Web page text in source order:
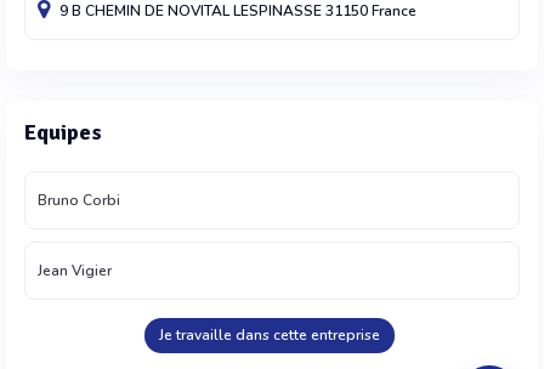
9 B CHEMIN DE NOVITALLESPINASSE31150France
Equipes
Bruno Corbi
Jean Vigier
Je travaille dans cette entreprise